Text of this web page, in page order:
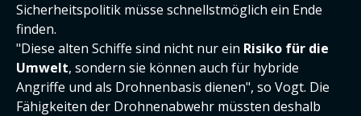
Sicherheitspolitik müsse schnellstmöglich ein Ende
finden.
"Diese alten Schiffe sind nicht nur ein Risiko für die
Umwelt, sondern sie können auch für hybride
Angriffe und als Drohnenbasis dienen", so Vogt. Die
Fähigkeiten der Drohnenabwehr müssten deshalb